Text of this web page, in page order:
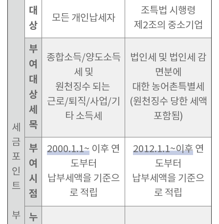
세
금
포
인
트
부
대
상
모든 개인납세자
조특법 시행령
제2조의 중소기업
부
여
대
상
세
목
종합소득/양도소득
세 및
원천징수 되는
근로/퇴직/사업/기
타 소득세
법인세 및 법인세 감
면분에
대한 농어촌특별세
(원천징수 당한 세액
포함됨)
부
여
시
점
2000.1.1~ 이후 연
도부터
납부세액을 기준으
로 적립
2012.1.1~이후연
도부터
납부세액을 기준으
로 적립
누